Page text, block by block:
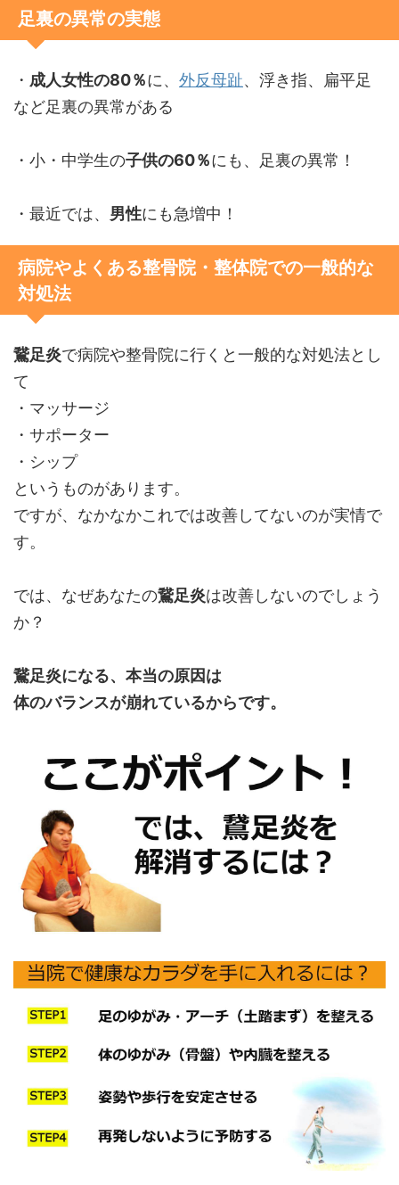
足裏の異常の実態
・ 成人女性の80％に、 外反母趾、浮き指、扁平足
など足裏の異常がある
・小・中学生の子供の60％にも、足裏の異常！
・最近では、 男性にも急増中！
病院やよくある整骨院・整体院での一般的な
対処法
鵞足炎で病院や整骨院に行くと一般的な対処法とし
て
・マッサージ
・サポーター
・シップ
というものがあります。
ですが、なかなかこれでは改善してないのが実情で
す。
では、なぜあなたの鵞足炎は改善しないのでしょう
か？
鵞足炎になる、本当の原因は
体のバランスが崩れているからです。